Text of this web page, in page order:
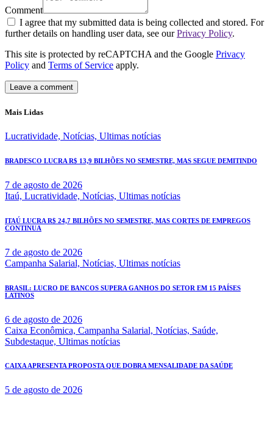
Comment
I agree that my submitted data is being collected and stored. For
further details on handling user data, see ourPrivacy Policy.
This site is protected by reCAPTCHA and the Google Privacy
Policy and Terms of Service apply.
Mais Lidas
Lucratividade, Notícias, Ultimas notícias
BRADESCO LUCRA R$ 13,9 BILHÕES NO SEMESTRE, MAS SEGUE DEMITINDO
7 de agosto de 2026
Itaú, Lucratividade, Notícias, Ultimas notícias
ITAÚ LUCRA R$ 24,7 BILHÕES NO SEMESTRE, MAS CORTES DE EMPREGOS
CONTINUA
7 de agosto de 2026
Campanha Salarial, Notícias, Ultimas notícias
BRASIL: LUCRO DE BANCOS SUPERA GANHOS DO SETOR EM 15 PAÍSES
LATINOS
6 de agosto de 2026
Caixa Econômica, Campanha Salarial, Notícias, Saúde,
Subdestaque, Ultimas notícias
CAIXA APRESENTA PROPOSTA QUE DOBRA MENSALIDADE DA SAÚDE
5 de agosto de 2026